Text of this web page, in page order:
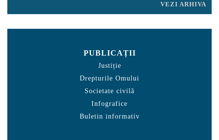
VEZI ARHIVA
PUBLICAȚII
Justiție
Drepturile Omului
Societate civilă
Infografice
Buletin informativ